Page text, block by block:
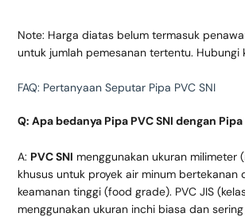
Note: Harga diatas belum termasuk
untuk jumlah pemesanan tertentu. Hubungi
FAQ: Pertanyaan Seputar Pipa PVC SNI
Q: Apa bedanya Pipa PVC SNI dengan
A: PVC SNI menggunakan ukuran milimeter
khusus untuk proyek air minum bertekanan
keamanan tinggi (food grade). PVC JIS
menggunakan ukuran inchi biasa dan